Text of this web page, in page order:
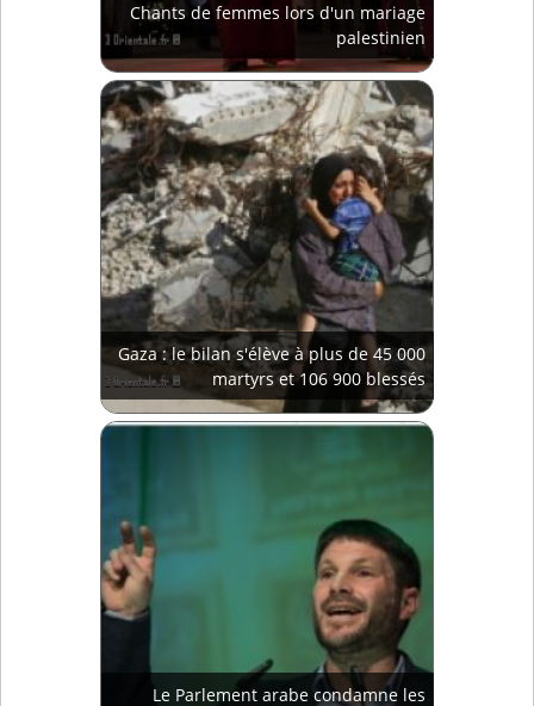
Chants de femmes lors d'un mariage
palestinien
Gaza : le bilan s'élève à plus de 45 000
martyrs et 106 900 blessés
Le Parlement arabe condamne les